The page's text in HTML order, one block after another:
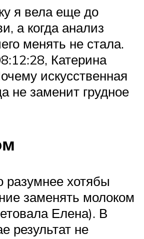
я вела еще до
а когда анализ
менять не стала.
Катерина
искусственная
не заменит грудное
хотябы
заменять молоком
Елена). В
результат не